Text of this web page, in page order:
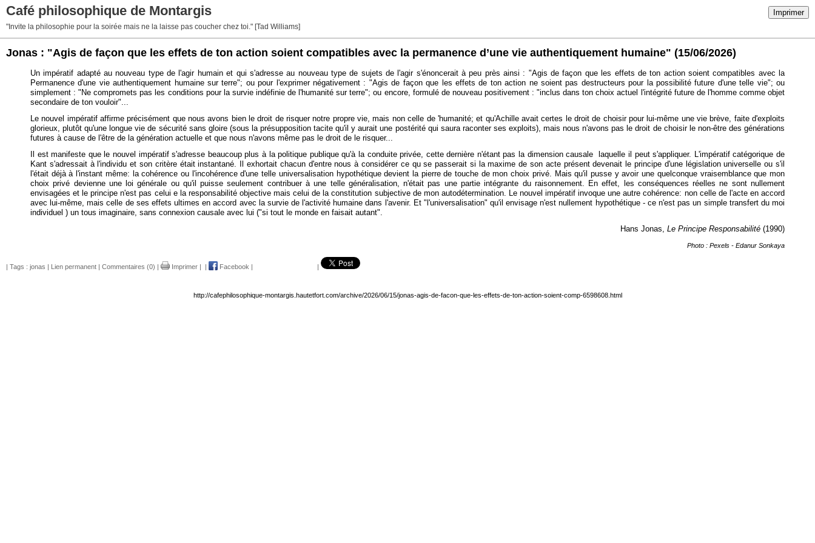
Imprimer
Café philosophique de Montargis
"Invite la philosophie pour la soirée mais ne la laisse pas coucher chez toi." [Tad Williams]
Jonas : "Agis de façon que les effets de ton action soient compatibles avec la permanence d’une vie authentiquement humaine" (15/06/2026)
Un impératif adapté au nouveau type de l'agir humain et qui s'adresse au nouveau type de sujets de l'agir s'énoncerait à peu près ainsi : "Agis de façon que les effets de ton action soient compatibles avec la
Permanence d'une vie authentiquement humaine sur terre"; ou pour l'exprimer négativement : "Agis de façon que les effets de ton action ne soient pas destructeurs pour la possibilité future d'une telle vie"; ou
simplement : "Ne compromets pas les conditions pour la survie indéfinie de l'humanité sur terre"; ou encore, formulé de nouveau positivement : "inclus dans ton choix actuel l'intégrité future de l'homme comme objet
secondaire de ton vouloir"...
Le nouvel impératif affirme précisément que nous avons bien le droit de risquer notre propre vie, mais non celle de 'humanité; et qu'Achille avait certes le droit de choisir pour lui-même une vie brève, faite d'exploits
glorieux, plutôt qu'une longue vie de sécurité sans gloire (sous la présupposition tacite qu'il y aurait une postérité qui saura raconter ses exploits), mais nous n'avons pas le droit de choisir le non-être des générations
futures à cause de l'être de la génération actuelle et que nous n'avons même pas le droit de le risquer...
Il est manifeste que le nouvel impératif s'adresse beaucoup plus à la politique publique qu'à la conduite privée, cette dernière n'étant pas la dimension causale laquelle il peut s'appliquer. L'impératif catégorique de
Kant s'adressait à l'individu et son critère était instantané. Il exhortait chacun d'entre nous à considérer ce qu se passerait si la maxime de son acte présent devenait le principe d'une législation universelle ou s'il
l'était déjà à l'instant même: la cohérence ou l'incohérence d'une telle universalisation hypothétique devient la pierre de touche de mon choix privé. Mais qu'il pusse y avoir une quelconque vraisemblance que mon
choix privé devienne une loi générale ou qu'il puisse seulement contribuer à une telle généralisation, n'était pas une partie intégrante du raisonnement. En effet, les conséquences réelles ne sont nullement
envisagées et le principe n'est pas celui e la responsabilité objective mais celui de la constitution subjective de mon autodétermination. Le nouvel impératif invoque une autre cohérence: non celle de l'acte en accord
avec lui-même, mais celle de ses effets ultimes en accord avec la survie de l'activité humaine dans l'avenir. Et "l'universalisation" qu'il envisage n'est nullement hypothétique - ce n'est pas un simple transfert du moi
individuel ) un tous imaginaire, sans connexion causale avec lui ("si tout le monde en faisait autant".
Hans Jonas, Le Principe Responsabilité (1990)
Photo : Pexels - Edanur Sonkaya
| Tags : jonas | Lien permanent | Commentaires (0) | Imprimer | | Facebook | |
http://cafephilosophique-montargis.hautetfort.com/archive/2026/06/15/jonas-agis-de-facon-que-les-effets-de-ton-action-soient-comp-6598608.html